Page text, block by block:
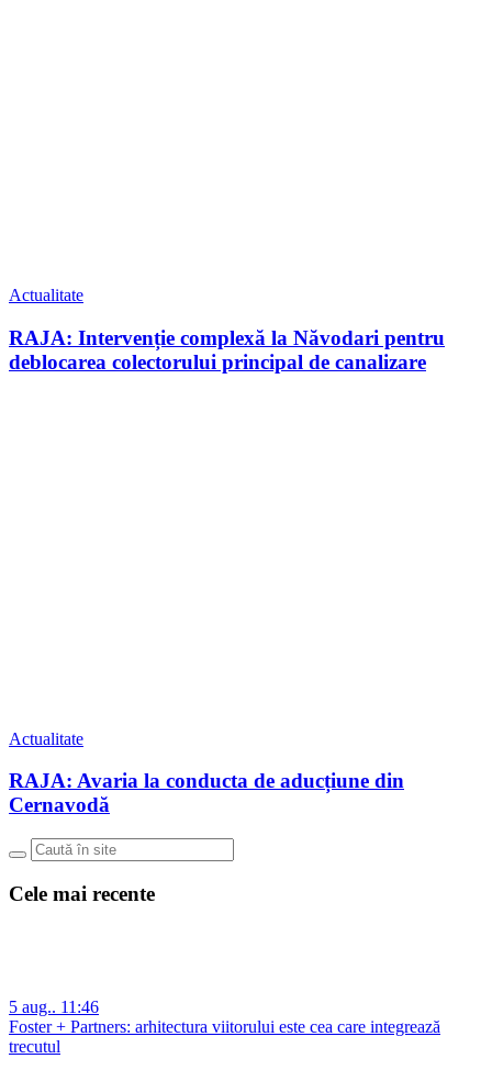
Actualitate
RAJA: Intervenție complexă la Năvodari pentru
deblocarea colectorului principal de canalizare
Actualitate
RAJA: Avaria la conducta de aducțiune din
Cernavodă
Cele mai recente
5 aug.. 11:46
Foster + Partners: arhitectura viitorului este cea care integrează
trecutul